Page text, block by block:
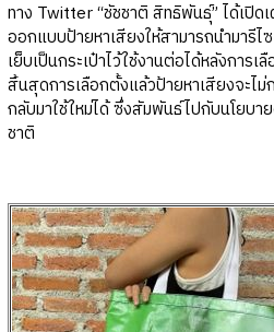
ทาง Twitter “ชัชชาติ สิทธิพันธุ์” ได้เปิด
ออกแบบป้ายหาเสียงให้สามารถนำมารีไ
เย็บเป็นกระเป๋าไว้ใช้งานต่อได้หลังการเ
สิ้นสุดการเลือกตั้งแล้วป้ายหาเสียงจะไ
กลับมาใช้ใหม่ได้ ซึ่งสัมพันธ์ไปกับนโยบ
ชาติ